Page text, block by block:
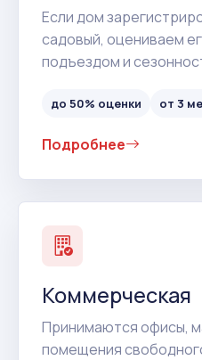
Если дом
садовый, оцениваем
подъездом и
до 50% оценки от 3
Подробнее
Коммерческая
Принимаются офисы,
помещения